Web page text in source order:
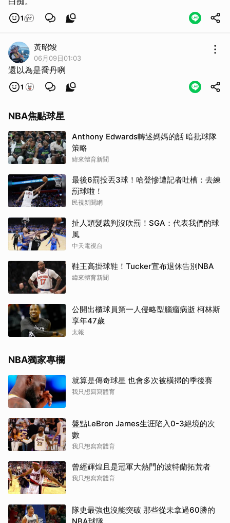
1
黃昭竣
06月09日01:03
還以為是喬丹咧
1
NBA焦點球星
Anthony Edwards轉述媽媽的話 暗批球隊
策略
緯來體育新聞
最後6罰投丟3球！哈登慘遭記者吐槽：去練
罰球啦！
民視新聞網
扯人頭髮裁判沒吹罰！SGA：代表我們的球
風
中天電視台
鞋王高掛球鞋！Tucker宣布退休告別NBA
緯來體育新聞
公開出櫃球員第一人侵略型腦瘤病逝 柯林斯
享年47歲
太報
NBA獨家專欄
就算是傳奇球星 也會多次被橫掃的季後賽
我只想寫寫體育
盤點LeBron James生涯陷入0-3絕境的次
數
我只想寫寫體育
曾經輝煌且是冠軍大熱門的波特蘭拓荒者
我只想寫寫體育
隊史最強也沒能突破 那些從未拿過60勝的